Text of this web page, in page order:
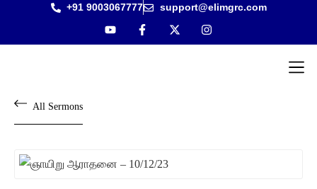
+91 9003067777 support@elimgrc.com
All Sermons